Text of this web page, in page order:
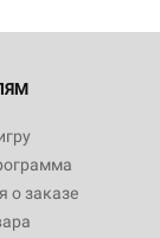
о заказе